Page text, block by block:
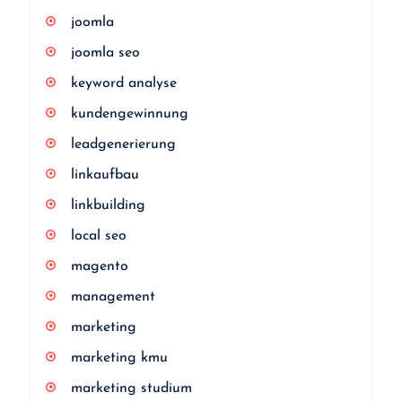
joomla
joomla seo
keyword analyse
kundengewinnung
leadgenerierung
linkaufbau
linkbuilding
local seo
magento
management
marketing
marketing kmu
marketing studium